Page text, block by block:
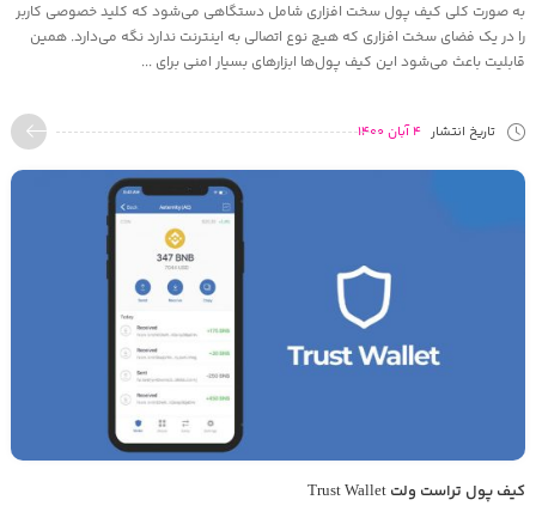
به صورت کلی کیف پول سخت‌ افزاری شامل دستگاهی می‌شود که کلید خصوصی کاربر
را در یک فضای سخت‌ افزاری که هیچ نوع اتصالی به اینترنت ندارد نگه می‌دارد. همین
قابلیت باعث می‌شود این کیف پول‌ها ابزارهای بسیار امنی برای ...
تاریخ انتشار 4 آبان 1400
کیف پول تراست ولت Trust Wallet